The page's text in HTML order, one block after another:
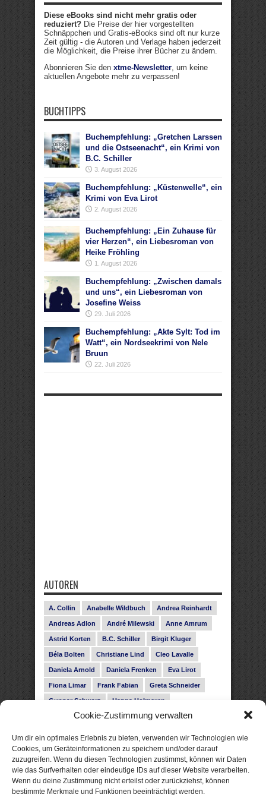
Cookie-Zustimmung verwalten
Um dir ein optimales Erlebnis zu bieten, verwenden wir Technologien wie
Cookies, um Geräteinformationen zu speichern und/oder darauf
zuzugreifen. Wenn du diesen Technologien zustimmst, können wir Daten
wie das Surfverhalten oder eindeutige IDs auf dieser Website verarbeiten.
Wenn du deine Zustimmung nicht erteilst oder zurückziehst, können
bestimmte Merkmale und Funktionen beeinträchtigt werden.
Diese eBooks sind nicht mehr gratis oder
reduziert? Die Preise der hier vorgestellten
Schnäppchen und Gratis-eBooks sind oft nur kurze
Zeit gültig - die Autoren und Verlage haben jederzeit
die Möglichkeit, die Preise ihrer Bücher zu ändern.
Abonnieren Sie den xtme-Newsletter, um keine
aktuellen Angebote mehr zu verpassen!
BUCHTIPPS
Buchempfehlung: „Gretchen Larssen
und die Ostseenacht“, ein Krimi von
B.C. Schiller
3. August 2026
Buchempfehlung: „Küstenwelle“, ein
Krimi von Eva Lirot
2. August 2026
Buchempfehlung: „Ein Zuhause für
vier Herzen“, ein Liebesroman von
Heike Fröhling
1. August 2026
Buchempfehlung: „Zwischen damals
und uns“, ein Liebesroman von
Josefine Weiss
29. Juli 2026
Buchempfehlung: „Akte Sylt: Tod im
Watt“, ein Nordseekrimi von Nele
Bruun
22. Juli 2026
AUTOREN
A. Collin Anabelle Wildbuch Andrea Reinhardt
Andreas Adlon André Milewski Anne Amrum
Astrid Korten B.C. Schiller Birgit Kluger
Béla Bolten Christiane Lind Cleo Lavalle
Daniela Arnold Daniela Frenken Eva Lirot
Fiona Limar Frank Fabian Greta Schneider
Gunnar Schwarz Hanna Holmgren
Heike Fröhling Ina Glahe Ivo Pala J. Vellguth
Leonie Haubrich Lilly Labord Livia Pipes
Malin Blunk Marcus Hünnebeck Martin Krist
Melisa Schwermer Nele Bruun Nika Lubitsch
Noah Fitz Nora Amelie René Junge